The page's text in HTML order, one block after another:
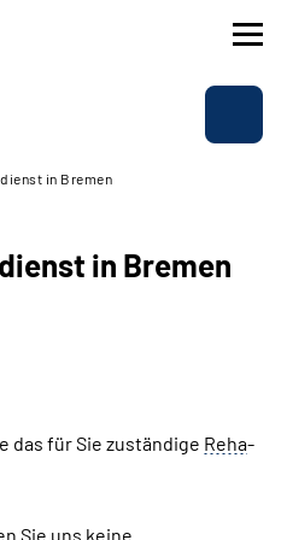
in Bremen
t in Bremen
das für Sie zuständige Reha-
Sie uns keine